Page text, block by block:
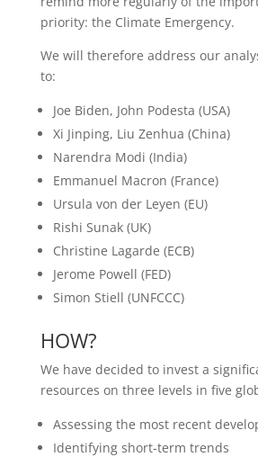
priority: the Climate Emergency.
We will therefore address our
to:
Joe Biden, John Podesta (USA)
Xi Jinping, Liu Zenhua (China)
Narendra Modi (India)
Emmanuel Macron (France)
Ursula von der Leyen (EU)
Rishi Sunak (UK)
Christine Lagarde (ECB)
Jerome Powell (FED)
Simon Stiell (UNFCCC)
HOW?
We have decided to invest a
resources on three levels in five
Assessing the most recent
Identifying short-term trends